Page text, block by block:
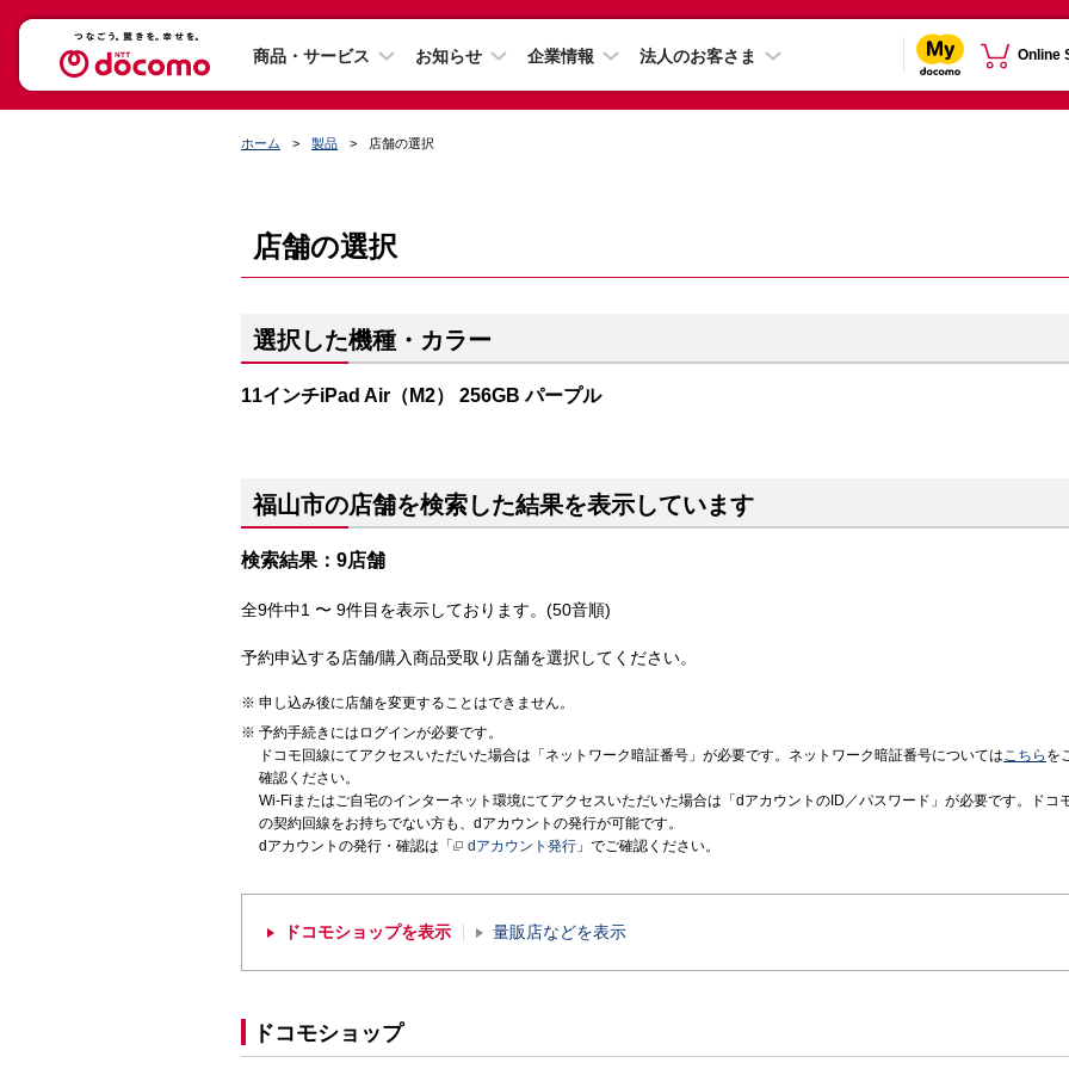
商品・サービス お知らせ 企業情報 法人のお客さま Online
ホーム 製品 店舗の選択
店舗の選択
選択した機種・カラー
11インチiPad Air（M2） 256GB パープル
福山市の店舗を検索した結果を表示しています
検索結果：9店舗
全9件中1 〜 9件目を表示しております。(50音順)
予約申込する店舗/購入商品受取り店舗を選択してください。
申し込み後に店舗を変更することはできません。
予約手続きにはログインが必要です。
ドコモ回線にてアクセスいただいた場合は「ネットワーク暗証番号」が必要です。ネットワーク暗証番号についてはこちら を
確認ください。
Wi-Fiまたはご自宅のインターネット環境にてアクセスいただいた場合は「dアカウントのID／パスワード」が必要です。ドコ
の契約回線をお持ちでない方も、dアカウントの発行が可能です。
dアカウントの発行・確認は「
dアカウント発行 」でご確認ください。
ドコモショップを表示 量販店などを表示
ドコモショップ